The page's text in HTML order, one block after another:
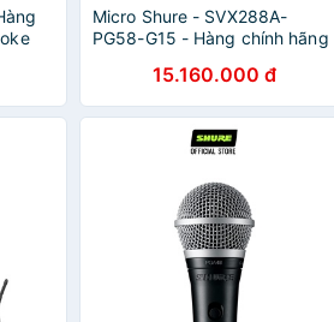
hát
Micro Shure - SVX288A-
PG58-G15 - Hàng chính hãng
chuyên nghiệp
15.160.000 đ